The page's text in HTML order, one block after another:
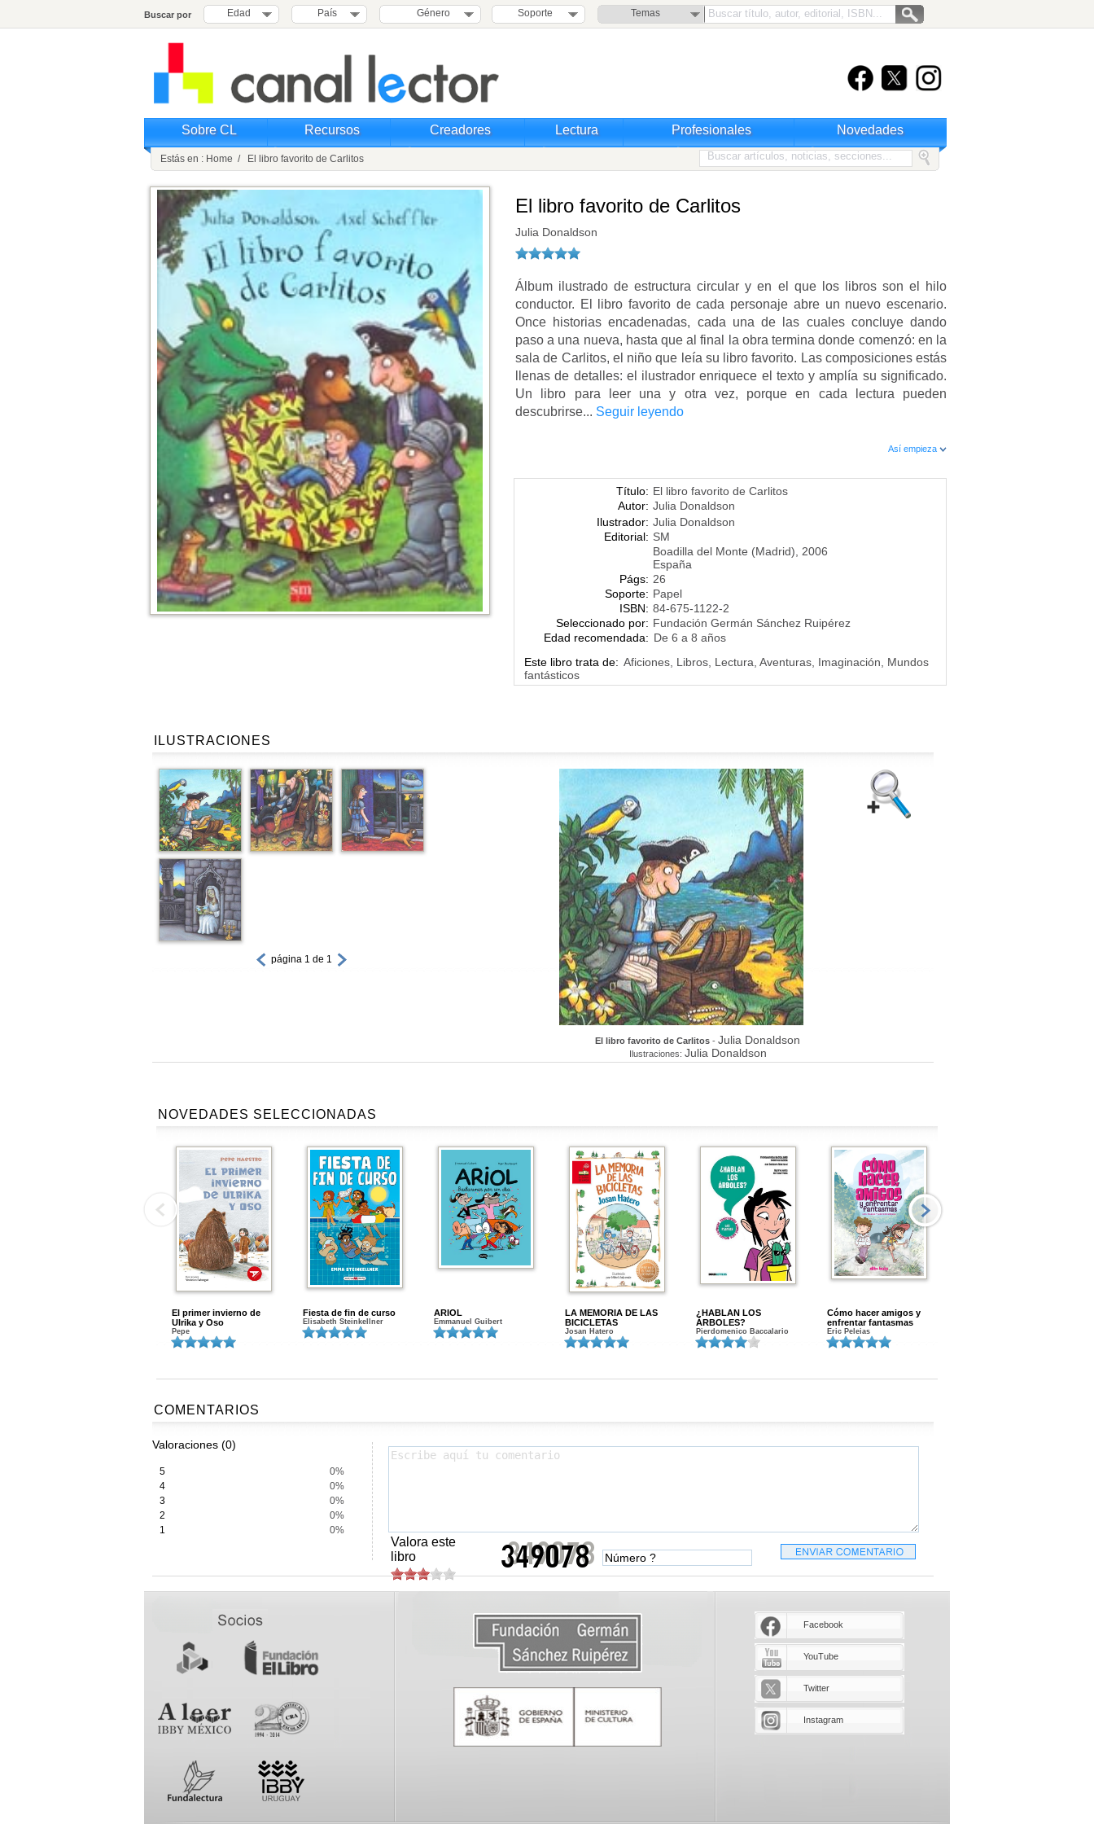
Buscar por Edad País Género Soporte Temas
Sobre CL Recursos Creadores Lectura Profesionales Novedades
Estás en : Home / El libro favorito de Carlitos
El libro favorito de Carlitos
Julia Donaldson
Álbum ilustrado de estructura circular y en el que los libros son el hilo
conductor. El libro favorito de cada personaje abre un nuevo escenario.
Once historias encadenadas, cada una de las cuales concluye dando
paso a una nueva, hasta que al final la obra termina donde comenzó: en la
sala de Carlitos, el niño que leía su libro favorito. Las composiciones estás
llenas de detalles: el ilustrador enriquece el texto y amplía su significado.
Un libro para leer una y otra vez, porque en cada lectura pueden
descubrirse... Seguir leyendo
Así empieza
Título: El libro favorito de Carlitos
Autor: Julia Donaldson
Ilustrador: Julia Donaldson
Editorial: SM
Boadilla del Monte (Madrid), 2006
España
Págs: 26
Soporte: Papel
ISBN: 84-675-1122-2
Seleccionado por: Fundación Germán Sánchez Ruipérez
Edad recomendada: De 6 a 8 años
Este libro trata de: Aficiones, Libros, Lectura, Aventuras, Imaginación, Mundos
fantásticos
ILUSTRACIONES
página 1 de 1
El libro favorito de Carlitos - Julia Donaldson
Ilustraciones: Julia Donaldson
NOVEDADES SELECCIONADAS
El primer invierno de
Ulrika y Oso
Pepe
Fiesta de fin de curso
Elisabeth Steinkellner
ARIOL
Emmanuel Guibert
LA MEMORIA DE LAS
BICICLETAS
Josan Hatero
¿HABLAN LOS
ÁRBOLES?
Pierdomenico Baccalario
Cómo hacer amigos y
enfrentar fantasmas
Eric Peleias
COMENTARIOS
Valoraciones (0)
5
0%
4
0%
3
0%
2
0%
1
0%
Valora este
libro
Facebook
YouTube
Twitter
Instagram